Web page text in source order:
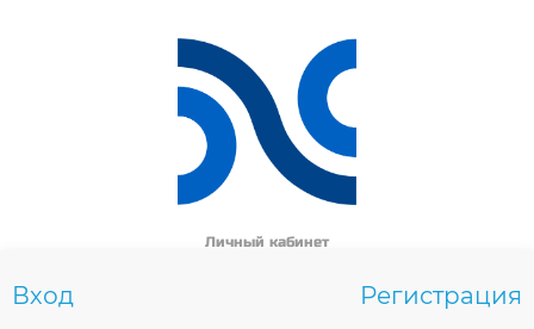
Личный кабинет
Вход Регистрация